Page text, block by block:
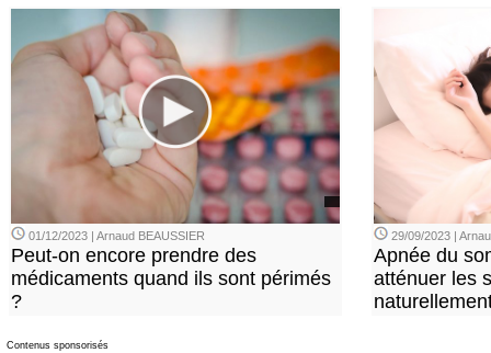
01/12/2023 | Arnaud BEAUSSIER
Peut-on encore prendre des
médicaments quand ils sont périmés
?
29/09/2023 |
Apnée du
atténuer les
Contenus sponsorisés